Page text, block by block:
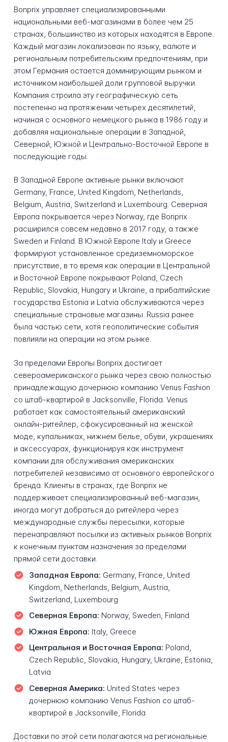
Bonprix управляет специализированными
национальными веб-магазинами в более чем 25
странах, большинство из которых находятся в Европе.
Каждый магазин локализован по языку, валюте и
региональным потребительским предпочтениям, при
этом Германия остается доминирующим рынком и
источником наибольшей доли групповой выручки.
Компания строила эту географическую сеть
постепенно на протяжении четырех десятилетий,
начиная с основного немецкого рынка в 1986 году и
добавляя национальные операции в Западной,
Северной, Южной и Центрально-Восточной Европе в
последующие годы.
В Западной Европе активные рынки включают
Germany, France, United Kingdom, Netherlands,
Belgium, Austria, Switzerland и Luxembourg. Северная
Европа покрывается через Norway, где Bonprix
расширился совсем недавно в 2017 году, а также
Sweden и Finland. В Южной Европе Italy и Greece
формируют установленное средиземноморское
присутствие, в то время как операции в Центральной
и Восточной Европе покрывают Poland, Czech
Republic, Slovakia, Hungary и Ukraine, а прибалтийские
государства Estonia и Latvia обслуживаются через
специальные страновые магазины. Russia ранее
была частью сети, хотя геополитические события
повлияли на операции на этом рынке.
За пределами Европы Bonprix достигает
североамериканского рынка через свою полностью
принадлежащую дочернюю компанию Venus Fashion
со штаб-квартирой в Jacksonville, Florida. Venus
работает как самостоятельный американский
онлайн-ритейлер, сфокусированный на женской
моде, купальниках, нижнем белье, обуви, украшениях
и аксессуарах, функционируя как инструмент
компании для обслуживания американских
потребителей независимо от основного европейского
бренда. Клиенты в странах, где Bonprix не
поддерживает специализированный веб-магазин,
иногда могут добраться до ритейлера через
международные службы пересылки, которые
перенаправляют посылки из активных рынков Bonprix
к конечным пунктам назначения за пределами
прямой сети доставки.
Западная Европа: Germany, France, United
Kingdom, Netherlands, Belgium, Austria,
Switzerland, Luxembourg
Северная Европа: Norway, Sweden, Finland
Южная Европа: Italy, Greece
Центральная и Восточная Европа: Poland,
Czech Republic, Slovakia, Hungary, Ukraine, Estonia,
Latvia
Северная Америка: United States через
дочернюю компанию Venus Fashion со штаб-
квартирой в Jacksonville, Florida
Доставки по этой сети полагаются на региональные